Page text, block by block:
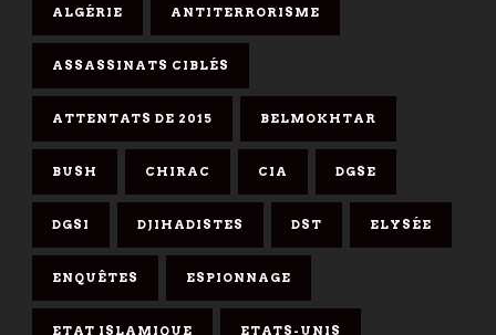
ALGÉRIE ANTITERRORISME
ASSASSINATS CIBLÉS
ATTENTATS DE 2015 BELMOKHTAR
BUSH CHIRAC CIA DGSE
DGSI DJIHADISTES DST ELYSÉE
ENQUÊTES ESPIONNAGE
ETAT ISLAMIQUE ETATS-UNIS